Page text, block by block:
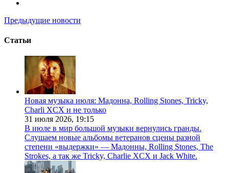
Предыдущие новости
Статьи
Новая музыка июля: Мадонна, Rolling Stones, Tricky,
Charli XCX и не только
31 июля 2026, 19:15
В июле в мир большой музыки вернулись гранды.
Слушаем новые альбомы ветеранов сцены разной
степени «выдержки» — Мадонны, Rolling Stones, The
Strokes, а так же Tricky, Charlie XCX и Jack White.